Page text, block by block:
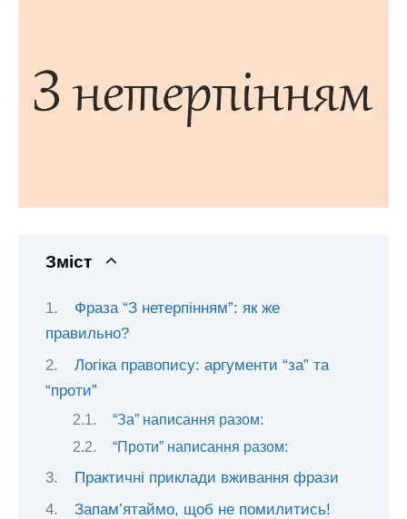
Зміст
Фраза “З нетерпінням”: як же
правильно?
Логіка правопису: аргументи “за” та
“проти”
“За” написання разом:
“Проти” написання разом:
Практичні приклади вживання фрази
Запам’ятаймо, щоб не помилитись!